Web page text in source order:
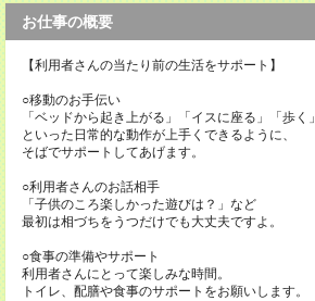
お仕事の概要
【利用者さんの当たり前の生活をサポート】
○移動のお手伝い
「ベッドから起き上がる」「イスに座る」「歩く」
といった日常的な動作が上手くできるように、
そばでサポートしてあげます。
○利用者さんのお話相手
「子供のころ楽しかった遊びは？」など
最初は相づちをうつだけでも大丈夫ですよ。
○食事の準備やサポート
利用者さんにとって楽しみな時間。
トイレ、配膳や食事のサポートをお願いします。